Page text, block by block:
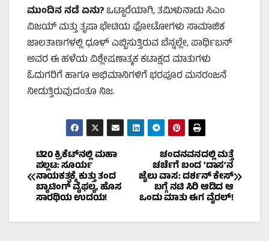
ಮುಂದಿನ ನಡೆ ಏನು?ಒಟ್ಟಾರೆಯಾಗಿ, ತಮಿಳುನಾಡು ಸಿಎಂ
ವಿಜಯ್ ಮತ್ತು ತೃಷಾ ಭೇಟಿಯ ಫೋಟೋಗಳು ಸಾಮಾಜಿಕ
ಜಾಲತಾಣಗಳಲ್ಲಿ ಧೂಳ್ ಎಬ್ಬಿಸುತ್ತಿರುವ ಬೆನ್ನಲ್ಲೇ, ಪಾರ್ಥಿಬನ್
ಅವರ ಈ ಹಳೆಯ ವಿಶ್ಲೇಷಣಾತ್ಮಕ ಕಟಾಕ್ಷದ ಮಾತುಗಳು
ಓದುಗರಿಗೆ ಹಾಗೂ ಅಭಿಮಾನಿಗಳಿಗೆ ಭರಪೂರ ಮನರಂಜನೆ
ನೀಡುತ್ತಿರುವುದಂತೂ ನಿಜ.
Post
navigation
ಚಂದನವನದಲ್ಲಿ ಮತ್ತೆ
ಚರ್ಚೆಗೆ ಬಂದ ‘ದಾಸ’ನ
ಜೈಲು ವಾಸ: ದರ್ಶನ್ ಕೇಸ್
ಬಗ್ಗೆ ನಟಿ ಸಿರಿ ಆಡಿದ ಆ
ಒಂದು ಮಾತು ಈಗ ವೈರಲ್!
ಟಿ20 ಕ್ರಿಕೆಟ್‌ನಲ್ಲಿ ಮಹಾ
ಪಲ್ಲಟ: ಸೂರ್ಯ
ನಾಯಕತ್ವಕ್ಕೆ ಕುತ್ತು ತಂದ
ಬ್ಯಾಟಿಂಗ್ ವೈಫಲ್ಯ, ಹೊಸ
ಸಾರಥಿಯ ಉದಯ!